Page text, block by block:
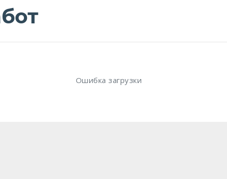
Ошибка загрузки